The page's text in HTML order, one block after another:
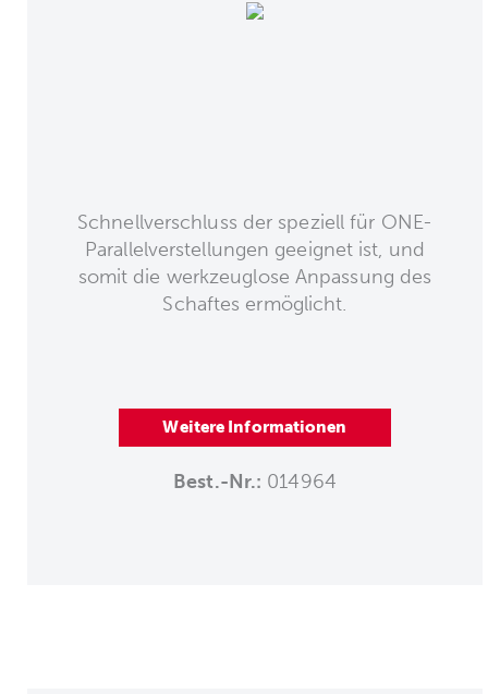
Schnellverschluss der speziell für ONE-
Parallelverstellungen geeignet ist, und
somit die werkzeuglose Anpassung des
Schaftes ermöglicht.
Weitere Informationen
Best.-Nr.: 014964